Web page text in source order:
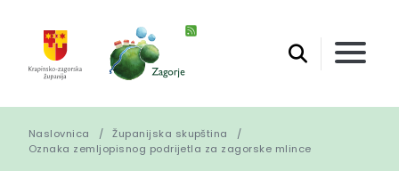
Naslovnica
Županijska skupština
Oznaka zemljopisnog podrijetla za zagorske mlince